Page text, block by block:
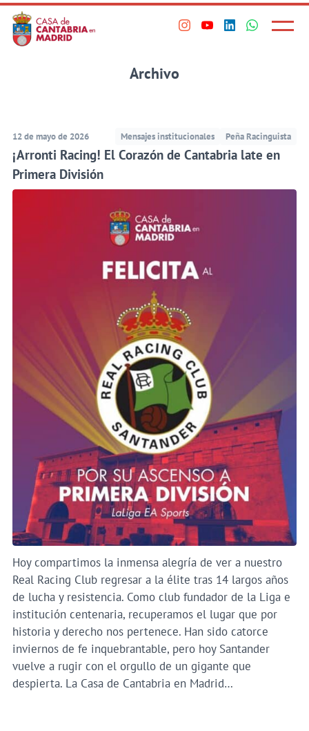
Saltar
al
contenido
VisitaVisitaVisitaVisita
Principal
Menú
Archivo
12 de mayo de 2026 Mensajes institucionales Peña Racinguista
​¡Arronti Racing! El Corazón de Cantabria late en
Primera División
Hoy compartimos la inmensa alegría de ver a nuestro
Real Racing Club regresar a la élite tras 14 largos años
de lucha y resistencia. Como club fundador de la Liga e
institución centenaria, recuperamos el lugar que por
historia y derecho nos pertenece. Han sido catorce
inviernos de fe inquebrantable, pero hoy Santander
vuelve a rugir con el orgullo de un gigante que
despierta. La Casa de Cantabria en Madrid…